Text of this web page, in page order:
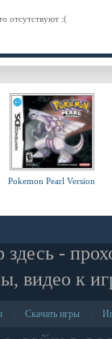
отсутствуют :(
Pokemon Pearl Version
здесь -
видео к
Скачать игры